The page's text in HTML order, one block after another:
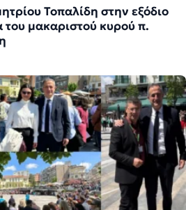
Τοπαλίδη στην εξόδιο
του μακαριστού κυρού π.